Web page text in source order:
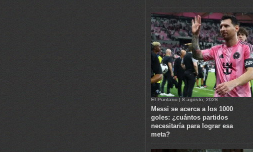
El Puntano | 8 agosto, 2026
Messi se acerca a los 1000
goles: ¿cuántos partidos
necesitaría para lograr esa
meta?